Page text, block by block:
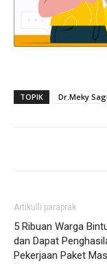
TOPIK Dr.Meky
Artikulli paraprak
5 Ribuan Warga
dan Dapat
Pekerjaan Paket